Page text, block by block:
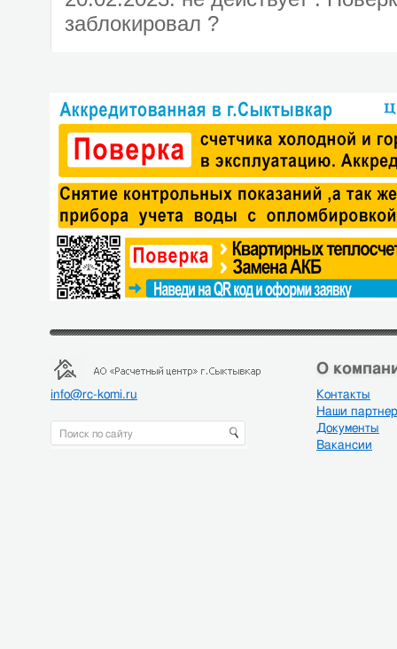
заблокировал ?
info@rc-komi.ru
О
Контакты
Наши
Документы
Вакансии